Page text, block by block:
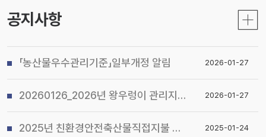
공지사항
「농산물우수관리기준」일부개정 알림 2026-01-27
20260126_2026년 왕우렁이 관리지침 및 전국 일제 수거기간 운영계획 알림 2026-01-27
2025년 친환경안전축산물직접지불 사업 시행지침 알림 2025-01-24